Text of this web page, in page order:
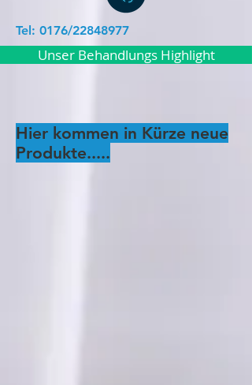
Tel: 0176/22848977
Unser Behandlungs Highlight
Hier kommen in Kürze neue
Produkte.....